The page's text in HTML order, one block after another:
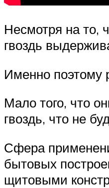
Несмотря на то,
гвоздь
Именно поэтому
Мало того, что
гвоздь, что не
Сфера
бытовых
щитовыми